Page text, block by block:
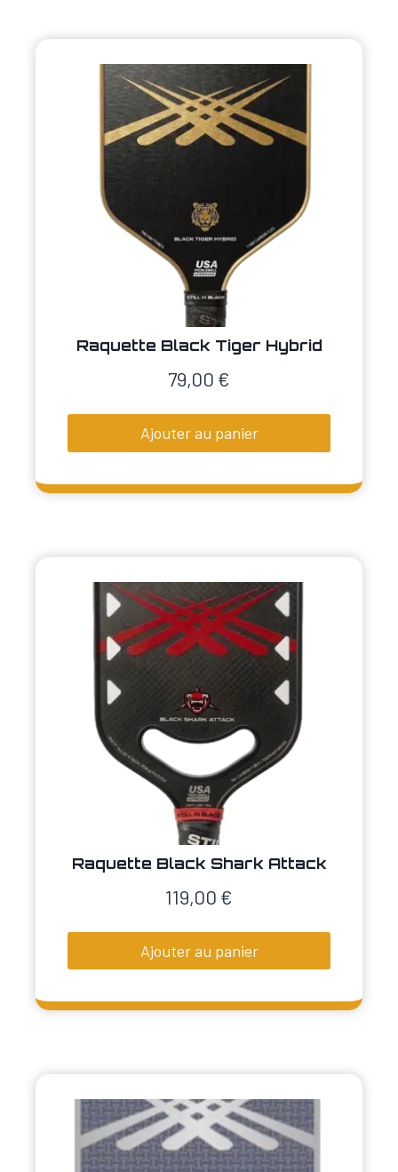
Raquette Black Tiger Hybrid
79,00 €
Ajouter au panier
Raquette Black Shark Attack
119,00 €
Ajouter au panier